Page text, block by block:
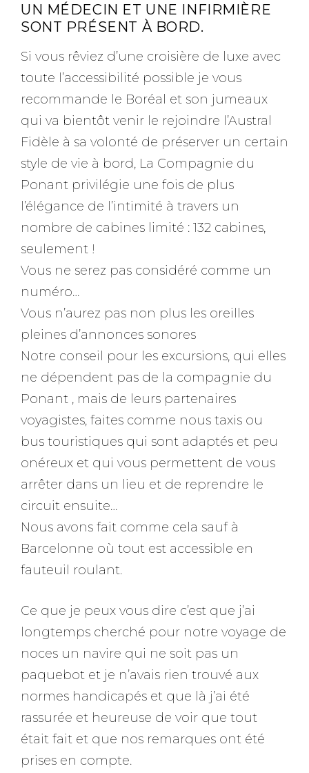
UN MÉDECIN ET UNE INFIRMIÈRE
SONT PRÉSENT À BORD.
Si vous rêviez d’une croisière de luxe avec
toute l’accessibilité possible je vous
recommande le Boréal et son jumeaux
qui va bientôt venir le rejoindre l’Austral
Fidèle à sa volonté de préserver un certain
style de vie à bord, La Compagnie du
Ponant privilégie une fois de plus
l’élégance de l’intimité à travers un
nombre de cabines limité : 132 cabines,
seulement !
Vous ne serez pas considéré comme un
numéro…
Vous n’aurez pas non plus les oreilles
pleines d’annonces sonores
Notre conseil pour les excursions, qui elles
ne dépendent pas de la compagnie du
Ponant , mais de leurs partenaires
voyagistes, faites comme nous taxis ou
bus touristiques qui sont adaptés et peu
onéreux et qui vous permettent de vous
arrêter dans un lieu et de reprendre le
circuit ensuite…
Nous avons fait comme cela sauf à
Barcelonne où tout est accessible en
fauteuil roulant.
Ce que je peux vous dire c’est que j’ai
longtemps cherché pour notre voyage de
noces un navire qui ne soit pas un
paquebot et je n’avais rien trouvé aux
normes handicapés et que là j’ai été
rassurée et heureuse de voir que tout
était fait et que nos remarques ont été
prises en compte.